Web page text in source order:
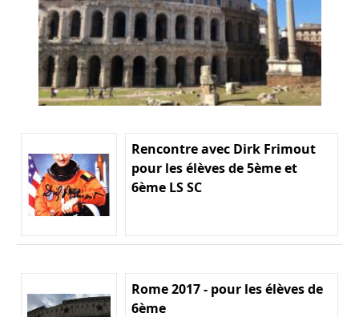
Rencontre avec Dirk Frimout
pour les élèves de 5ème et
6ème LS SC
Rome 2017 - pour les élèves de
6ème